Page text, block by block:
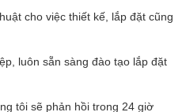
cho việc thiết kế, lắp đặt cũng
luôn sẵn sàng đào tạo lắp đặt
tôi sẽ phản hồi trong 24 giờ